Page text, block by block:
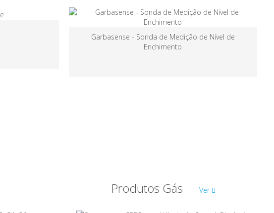
Garbasense - Sonda de Medição de Nível de
Enchimento
Produtos Gás Ver